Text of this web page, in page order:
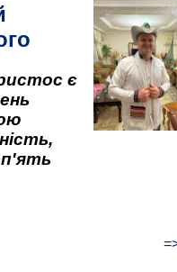
є
п'ять